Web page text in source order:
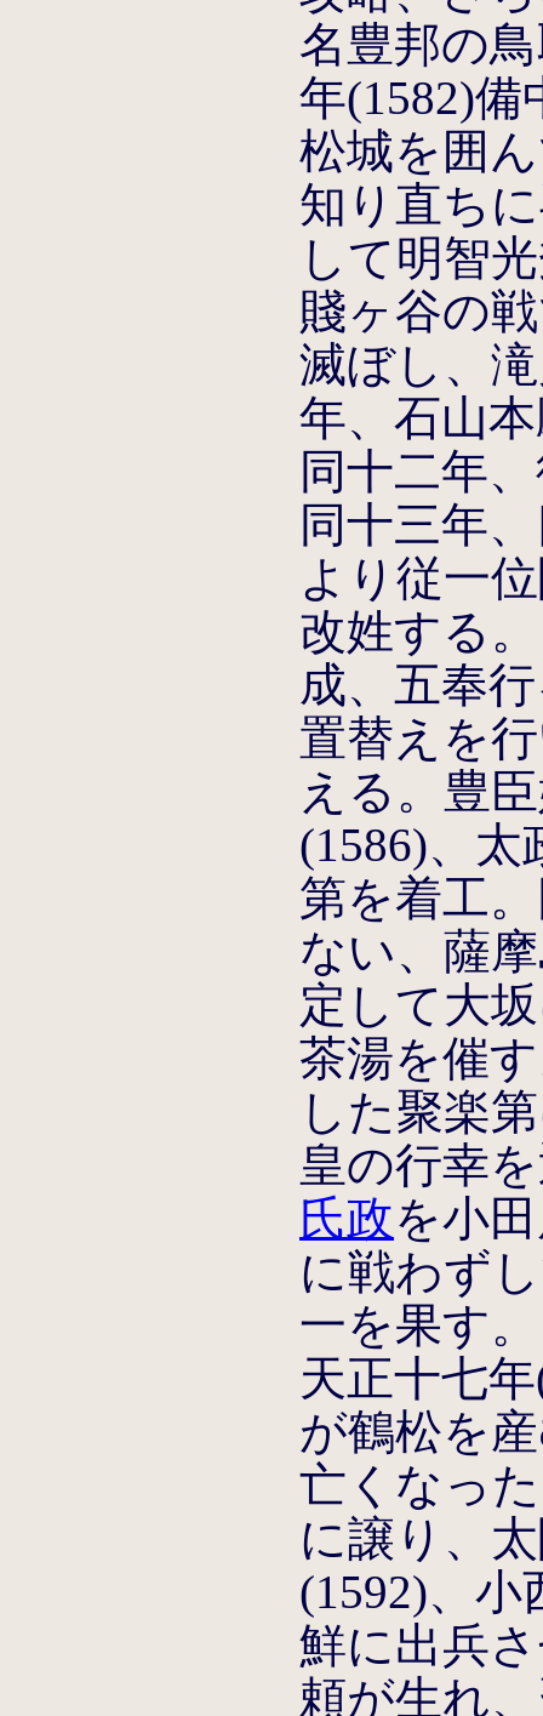
名豊邦の
年(1582)
松城を囲
知り直ち
して明智
賤ヶ谷の
滅ぼし、
年、石山
同十二年
同十三年
より従一
改姓する
成、五奉
置替えを
える。豊
(1586)、
第を着工
ない、薩
定して大
茶湯を催
した聚楽
皇の行幸
氏政を小
に戦わず
一を果す。
天正十七
が鶴松を
亡くなっ
に譲り、
(1592)、
鮮に出兵
頼が生れ